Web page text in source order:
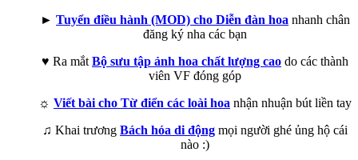
► Tuyển điều hành (MOD) cho Diễn đàn hoa nhanh chân
đăng ký nha các bạn
♥ Ra mắt Bộ sưu tập ảnh hoa chất lượng cao do các thành
viên VF đóng góp
☼ Viết bài cho Từ điển các loài hoa nhận nhuận bút liền tay
♫ Khai trương Bách hóa di động mọi người ghé ủng hộ cái
nào :)